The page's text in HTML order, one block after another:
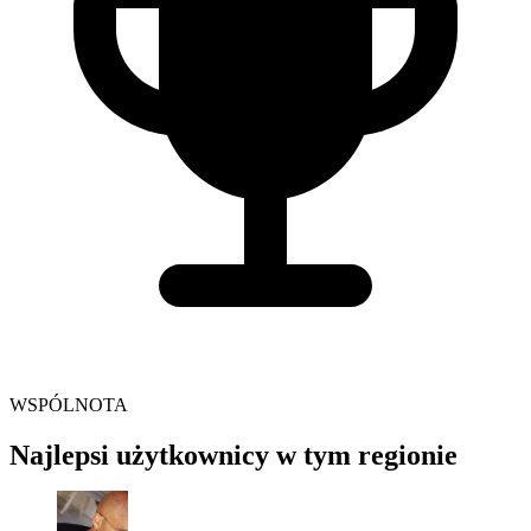
WSPÓLNOTA
Najlepsi użytkownicy w tym regionie